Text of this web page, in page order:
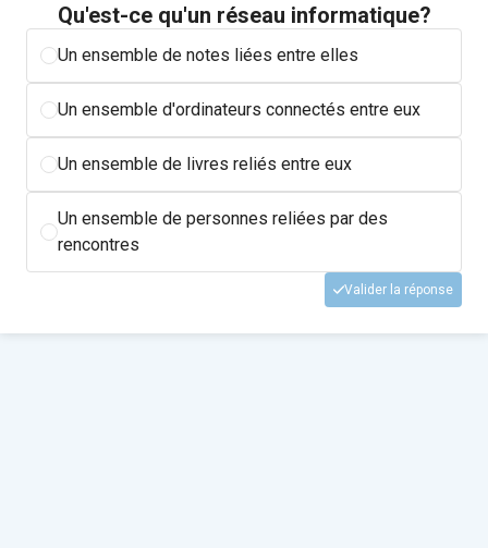
Qu'est-ce qu'un réseau informatique?
Un ensemble de notes liées entre elles
Un ensemble d'ordinateurs connectés entre eux
Un ensemble de livres reliés entre eux
Un ensemble de personnes reliées par des
rencontres
Valider la réponse